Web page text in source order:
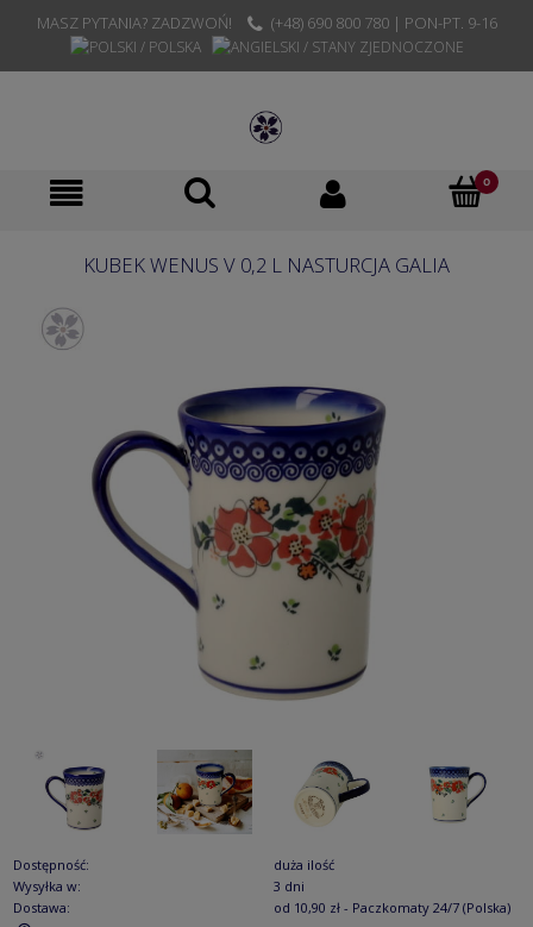
MASZ PYTANIA? ZADZWOŃ! (+48) 690 800 780 | PON-PT. 9-16
KUBEK WENUS V 0,2 L NASTURCJA GALIA
Dostępność:
duża ilość
Wysyłka w:
3 dni
Dostawa:
od 10,90 zł - Paczkomaty 24/7 (Polska)